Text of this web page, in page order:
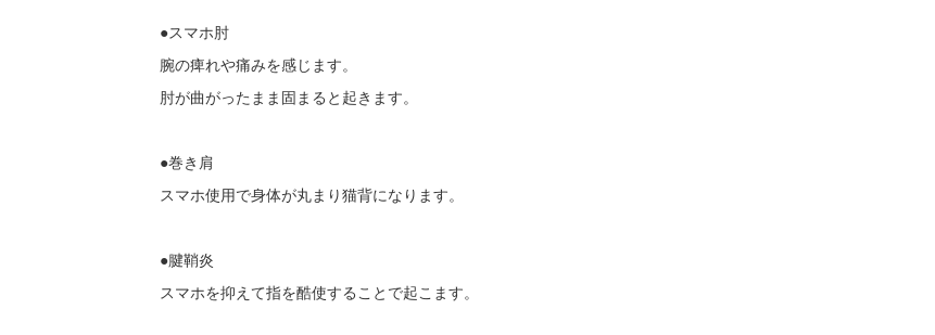
●スマホ肘
腕の痺れや痛みを感じます。
肘が曲がったまま固まると起きます。
●巻き肩
スマホ使用で身体が丸まり猫背になります。
●腱鞘炎
スマホを抑えて指を酷使することで起こます。